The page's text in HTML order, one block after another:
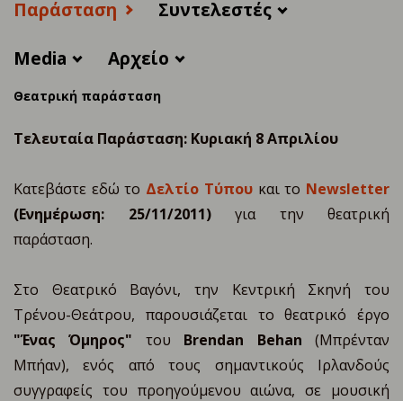
Παράσταση
Συντελεστές
Media
Αρχείο
Θεατρική παράσταση
Τελευταία Παράσταση: Κυριακή 8 Απριλίου
Κατεβάστε εδώ το Δελτίο Τύπουκαι το Newsletter
(Ενημέρωση: 25/11/2011) για την θεατρική
παράσταση.
Στο Θεατρικό Βαγόνι, την Κεντρική Σκηνή του
Τρένου-Θεάτρου, παρουσιάζεται το θεατρικό έργο
"Ένας Όμηρος" του Brendan Behan (Μπρένταν
Μπήαν), ενός από τους σημαντικούς Ιρλανδούς
συγγραφείς του προηγούμενου αιώνα, σε μουσική